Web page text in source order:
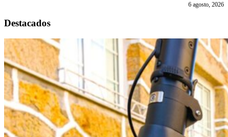
6 agosto, 2026
Destacados